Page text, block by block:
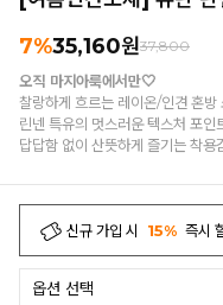
7%35,160원37,800
오직 마지아룩에서만🤍
찰랑하게 흐르는 레이온/인견 혼방
린넨 특유의 멋스러운 텍스처 포인
답답함 없이 산뜻하게 즐기는 착용
신규 가입 시 15% 즉시